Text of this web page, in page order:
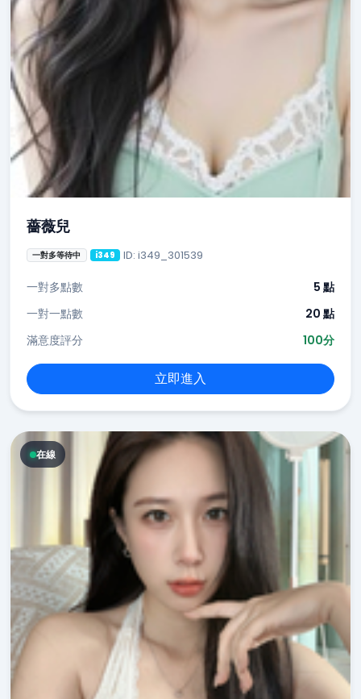
薔薇兒
一對多等待中 i349 ID: i349_301539
一對多點數
5 點
一對一點數
20 點
滿意度評分
100分
立即進入
在線